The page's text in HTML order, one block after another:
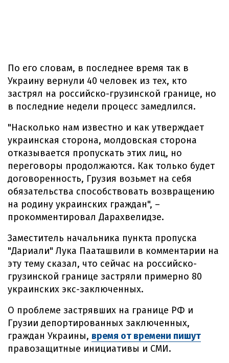
По его словам, в последнее время так в
Украину вернули 40 человек из тех, кто
застрял на российско-грузинской границе, но
в последние недели процесс замедлился.
"Насколько нам известно и как утверждает
украинская сторона, молдовская сторона
отказывается пропускать этих лиц, но
переговоры продолжаются. Как только будет
договоренность, Грузия возьмет на себя
обязательства способствовать возвращению
на родину украинских граждан", –
прокомментировал Дарахвелидзе.
Заместитель начальника пункта пропуска
"Дариали" Лука Пааташвили в комментарии на
эту тему сказал, что сейчас на российско-
грузинской границе застряли примерно 80
украинских экс-заключенных.
О проблеме застрявших на границе РФ и
Грузии депортированных заключенных,
граждан Украины, время от времени пишут
правозащитные инициативы и СМИ.